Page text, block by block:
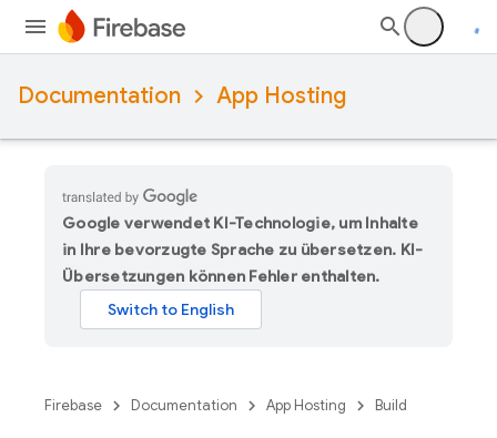
Documentation App Hosting
Google verwendet KI-Technologie, um Inhalte
in Ihre bevorzugte Sprache zu übersetzen. KI-
Übersetzungen können Fehler enthalten.
Firebase Documentation App Hosting Build